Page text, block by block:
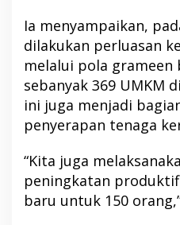
Ia menyampaikan,
dilakukan perluasan
melalui pola
sebanyak 369 UMKM
ini juga menjadi
penyerapan tenaga
“Kita juga
peningkatan
baru untuk 150